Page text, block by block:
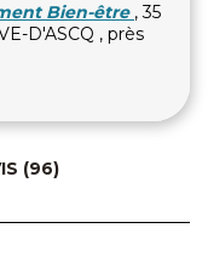
Bien-être , 35
D'ASCQ , près
(96)